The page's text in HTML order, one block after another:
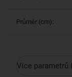
Průměr (cm):
Více parametrů